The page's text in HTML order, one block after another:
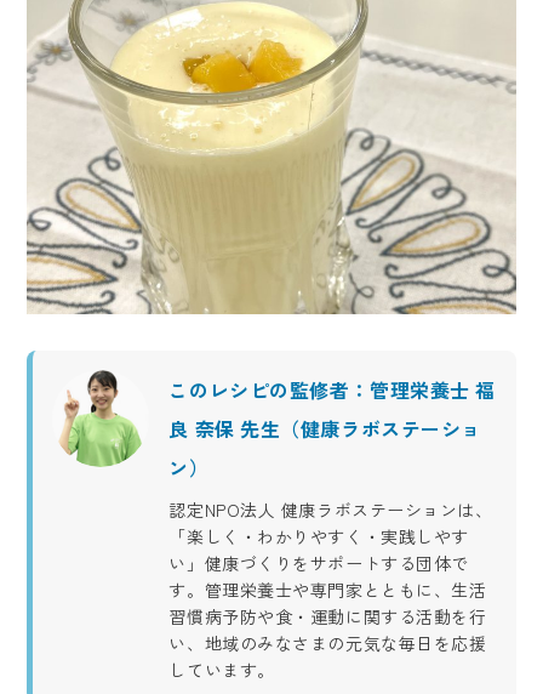
このレシピの監修者：管理栄養士 福
良 奈保 先生（健康ラボステーショ
ン）
認定NPO法人 健康ラボステーションは、
「楽しく・わかりやすく・実践しやす
い」健康づくりをサポートする団体で
す。管理栄養士や専門家とともに、生活
習慣病予防や食・運動に関する活動を行
い、地域のみなさまの元気な毎日を応援
しています。